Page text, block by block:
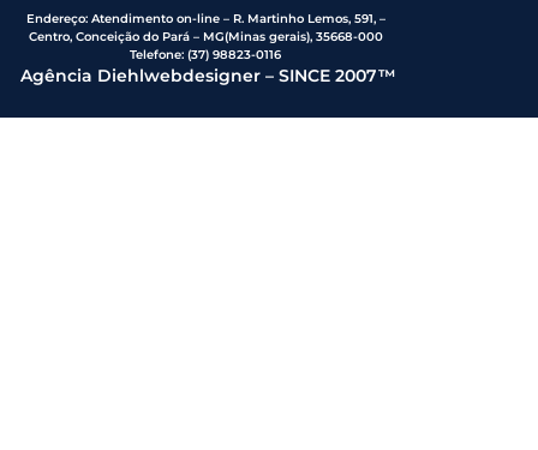
Endereço: Atendimento on-line – R. Martinho Lemos, 591, –
Centro, Conceição do Pará – MG(Minas gerais), 35668-000
Telefone:(37) 98823-0116
Agência Diehlwebdesigner – SINCE 2007™